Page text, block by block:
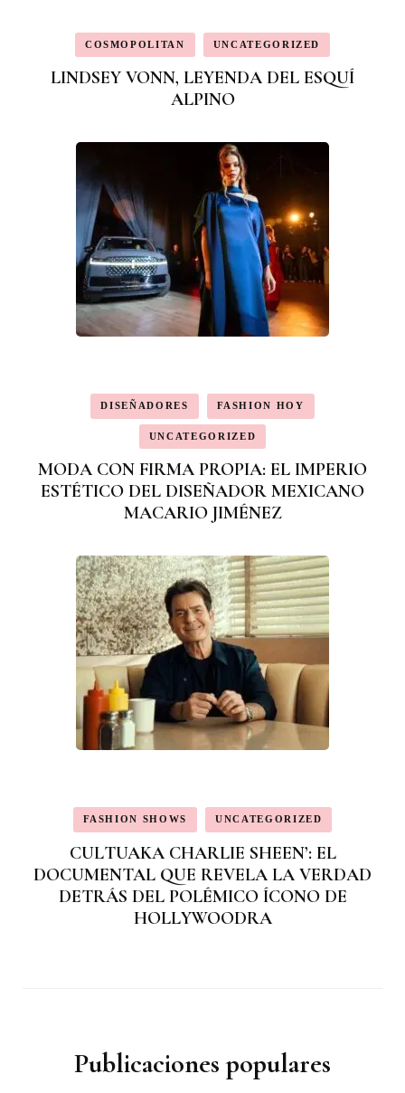
COSMOPOLITAN UNCATEGORIZED
LINDSEY VONN, LEYENDA DEL ESQUÍ
ALPINO
DISEÑADORES FASHION HOY
UNCATEGORIZED
MODA CON FIRMA PROPIA: EL IMPERIO
ESTÉTICO DEL DISEÑADOR MEXICANO
MACARIO JIMÉNEZ
FASHION SHOWS UNCATEGORIZED
CULTUAKA CHARLIE SHEEN’: EL
DOCUMENTAL QUE REVELA LA VERDAD
DETRÁS DEL POLÉMICO ÍCONO DE
HOLLYWOODRA
Publicaciones populares